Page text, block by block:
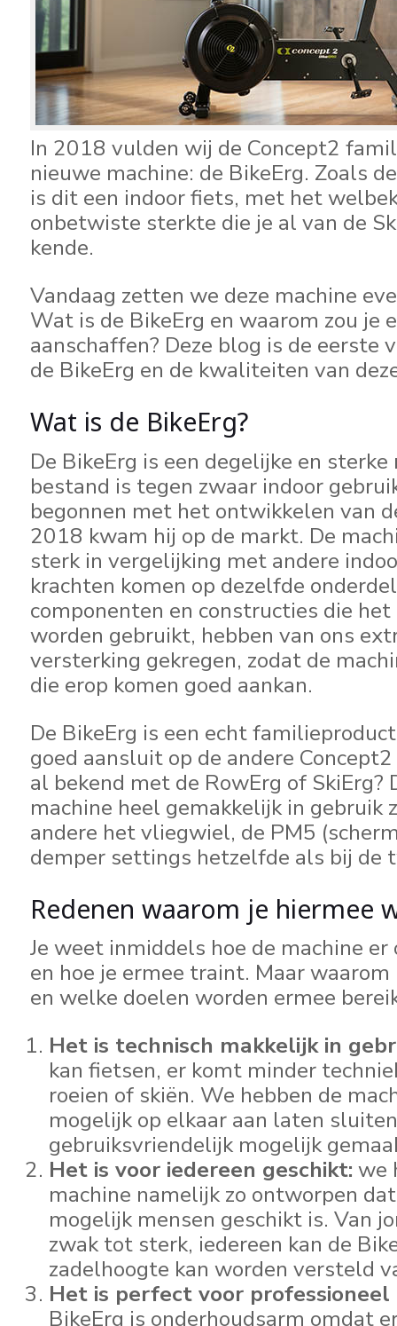
In 2018 vulden wij de Concept2
nieuwe machine: de BikeErg. Zoals
is dit een indoor fiets, met het
onbetwiste sterkte die je al van de
kende.
Vandaag zetten we deze machine
Wat is de BikeErg en waarom zou je
aanschaffen? Deze blog is de eerste
de BikeErg en de kwaliteiten van
Wat is de BikeErg?
De BikeErg is een degelijke en
bestand is tegen zwaar indoor
begonnen met het ontwikkelen van
2018 kwam hij op de markt. De
sterk in vergelijking met andere
krachten komen op dezelfde
componenten en constructies die
worden gebruikt, hebben van ons
versterking gekregen, zodat de
die erop komen goed aankan.
De BikeErg is een echt
goed aansluit op de andere
al bekend met de RowErg of SkiErg?
machine heel gemakkelijk in gebruik
andere het vliegwiel, de PM5
demper settings hetzelfde als bij de
Redenen waarom je hiermee
Je weet inmiddels hoe de machine
en hoe je ermee traint. Maar
en welke doelen worden ermee
Het is technisch makkelijk in
kan fietsen, er komt minder
roeien of skiën. We hebben de
mogelijk op elkaar aan laten
gebruiksvriendelijk mogelijk
Het is voor iedereen geschikt: we
machine namelijk zo ontworpen
mogelijk mensen geschikt is. Van
zwak tot sterk, iedereen kan de
zadelhoogte kan worden versteld
Het is perfect voor professioneel
BikeErg is onderhoudsarm omdat